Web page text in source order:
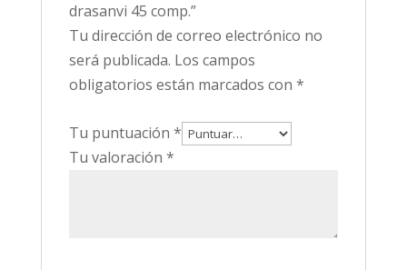
drasanvi 45 comp.”
Tu dirección de correo electrónico no
será publicada. Los campos
obligatorios están marcados con *
Tu puntuación *
Tu valoración *